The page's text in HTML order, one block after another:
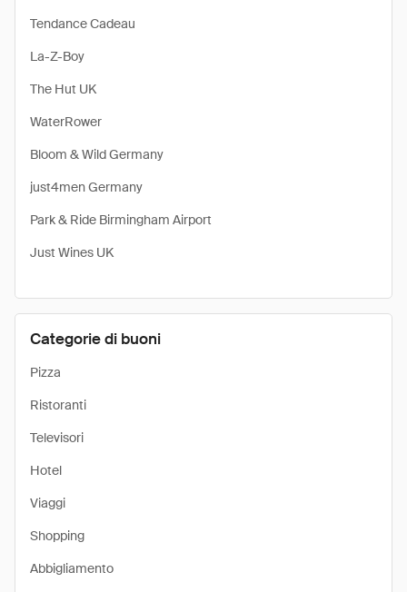
Tendance Cadeau
La-Z-Boy
The Hut UK
WaterRower
Bloom & Wild Germany
just4men Germany
Park & Ride Birmingham Airport
Just Wines UK
Categorie di buoni
Pizza
Ristoranti
Televisori
Hotel
Viaggi
Shopping
Abbigliamento